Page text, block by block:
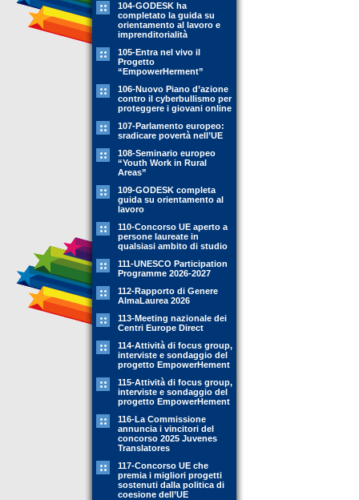
104-GODESK ha
completato la guida su
orientamento al lavoro e
imprenditorialità
105-Entra nel vivo il
Progetto
“EmpowerHerment”
106-Nuovo Piano d’azione
contro il cyberbullismo per
proteggere i giovani online
107-Parlamento europeo:
sradicare povertà nell’UE
108-Seminario europeo
“Youth Work in Rural
Areas”
109-GODESK completa
guida su orientamento al
lavoro
110-Concorso UE aperto a
persone laureate in
qualsiasi ambito di studio
111-UNESCO Participation
Programme 2026-2027
112-Rapporto di Genere
AlmaLaurea 2026
113-Meeting nazionale dei
Centri Europe Direct
114-Attività di focus group,
interviste e sondaggio del
progetto EmpowerHement
115-Attività di focus group,
interviste e sondaggio del
progetto EmpowerHement
116-La Commissione
annuncia i vincitori del
concorso 2025 Juvenes
Translatores
117-Concorso UE che
premia i migliori progetti
sostenuti dalla politica di
coesione dell’UE